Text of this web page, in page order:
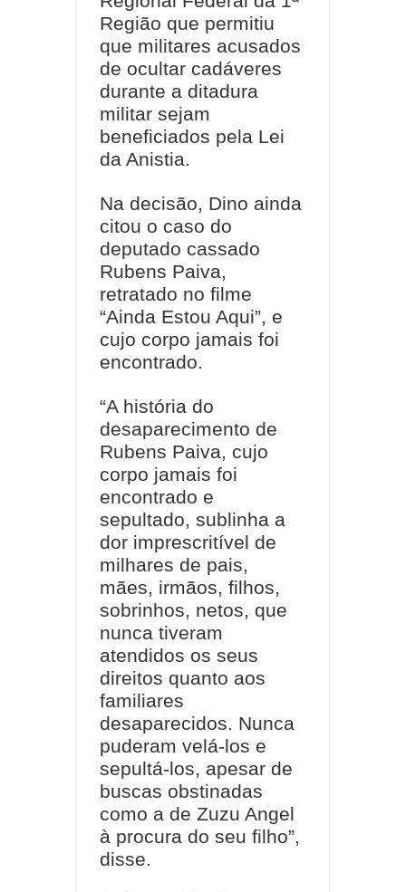
Região que permitiu
que militares acusados
de ocultar cadáveres
durante a ditadura
militar sejam
beneficiados pela Lei
da Anistia.
Na decisão, Dino ainda
citou o caso do
deputado cassado
Rubens Paiva,
retratado no filme
“Ainda Estou Aqui”, e
cujo corpo jamais foi
encontrado.
“A história do
desaparecimento de
Rubens Paiva, cujo
corpo jamais foi
encontrado e
sepultado, sublinha a
dor imprescritível de
milhares de pais,
mães, irmãos, filhos,
sobrinhos, netos, que
nunca tiveram
atendidos os seus
direitos quanto aos
familiares
desaparecidos. Nunca
puderam velá-los e
sepultá-los, apesar de
buscas obstinadas
como a de Zuzu Angel
à procura do seu filho”,
disse.